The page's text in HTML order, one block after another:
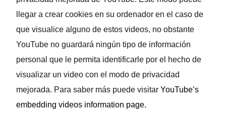
llegar a crear cookies en su ordenador en el caso de
que visualice alguno de estos videos, no obstante
YouTube no guardará ningún tipo de información
personal que le permita identificarle por el hecho de
visualizar un video con el modo de privacidad
mejorada. Para saber más puede visitarYouTube’s
embedding videos information page.